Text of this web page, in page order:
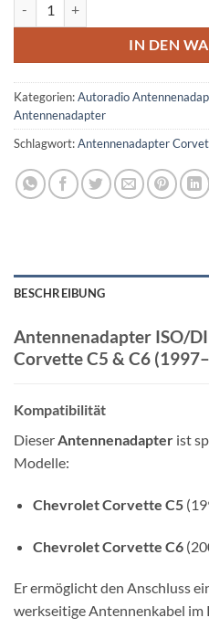
IN DEN
Kategorien:Autoradio
Antennenadapter
Schlagwort:Antennenadapter
BESCHREIBUNG
Antennenadapter ISO/
Corvette C5 & C6
Kompatibilität
DieserAntennenadapter ist
Modelle:
Chevrolet Corvette C5
Chevrolet Corvette C6
Er ermöglicht den Anschluss
werkseitige Antennenkabel im